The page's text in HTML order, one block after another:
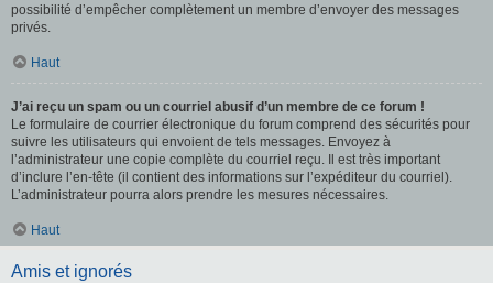
possibilité d’empêcher complètement un membre d’envoyer des messages
privés.
Haut
J’ai reçu un spam ou un courriel abusif d’un membre de ce forum !
Le formulaire de courrier électronique du forum comprend des sécurités pour
suivre les utilisateurs qui envoient de tels messages. Envoyez à
l’administrateur une copie complète du courriel reçu. Il est très important
d’inclure l’en-tête (il contient des informations sur l’expéditeur du courriel).
L’administrateur pourra alors prendre les mesures nécessaires.
Haut
Amis et ignorés